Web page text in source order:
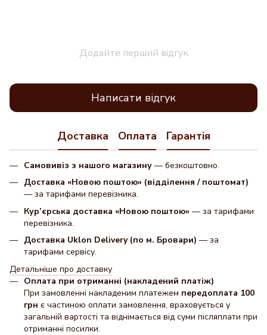
Додайте перший відгук
Написати відгук
Доставка Оплата Гарантія
Самовивіз з нашого магазину — безкоштовно.
Доставка «Новою поштою» (відділення / поштомат)
— за тарифами перевізника.
Кур’єрська доставка «Новою поштою» — за тарифами
перевізника.
Доставка Uklon Delivery (по м. Бровари) — за
тарифами сервісу.
Детальніше про доставку
Оплата при отриманні (накладений платіж)
При замовленні накладеним платежем передоплата 100
грн є частиною оплати замовлення, враховується у
загальній вартості та віднімається від суми післяплати при
отриманні посилки.